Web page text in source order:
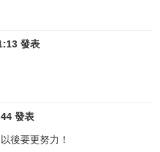
，CEO與這類總經理、
化。
發表
發表
後要更努力！